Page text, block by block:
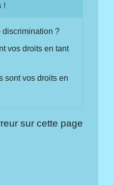
!
discrimination ?
vos droits en tant
sont vos droits en
sur cette page